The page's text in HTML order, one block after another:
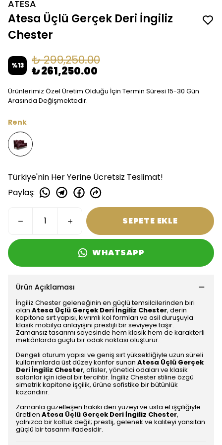
ATESA
Atesa Üçlü Gerçek Deri İngiliz
Chester
%13 ₺ 299,250.00
₺ 261,250.00
Ürünlerimiz Özel Üretim Olduğu İçin Termin Süresi 15-30 Gün
Arasında Değişmektedir.
Renk
Türkiye'nin Her Yerine Ücretsiz Teslimat!
Paylaş:
SEPETE EKLE
WHATSAPP
Ürün Açıklaması
İngiliz Chester geleneğinin en güçlü temsilcilerinden biri
olan Atesa Üçlü Gerçek Deri İngiliz Chester, derin
kapitone sırt yapısı, kıvrımlı kol formları ve asil duruşuyla
klasik mobilya anlayışını prestijli bir seviyeye taşır.
Zamansız tasarımı sayesinde hem klasik hem de karakterli
mekânlarda güçlü bir odak noktası oluşturur.
Dengeli oturum yapısı ve geniş sırt yüksekliğiyle uzun süreli
kullanımlarda üst düzey konfor sunan Atesa Üçlü Gerçek
Deri İngiliz Chester, ofisler, yönetici odaları ve klasik
salonlar için ideal bir tercihtir. İngiliz Chester stiline özgü
simetrik kapitone işçilik, ürüne sofistike bir bütünlük
kazandırır.
Zamanla güzelleşen hakiki deri yüzeyi ve usta el işçiliğiyle
üretilen Atesa Üçlü Gerçek Deri İngiliz Chester,
yalnızca bir koltuk değil; prestij, gelenek ve kaliteyi yansıtan
güçlü bir tasarım ifadesidir.